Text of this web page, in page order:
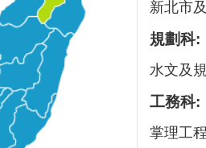
新北市
規劃科:
水文及
工務科:
掌理工